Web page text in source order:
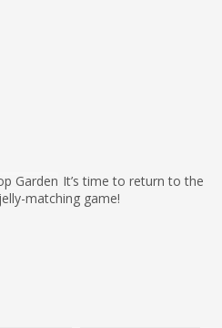
It’s time to return to the
matching game!